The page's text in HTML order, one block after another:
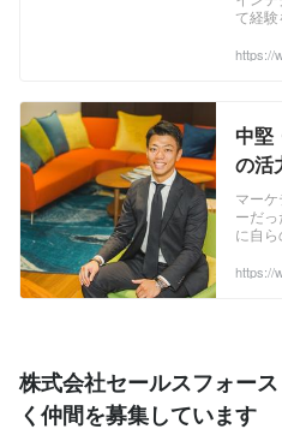
自身
験を
などに
2019
数値）
ム
て経験
3年間
るこ
しての
機感
https://
中堅
の活
ティ
ジャ
ドッ
株式
マー
ーだ
に自ら
営業へ
https://
株式会社セールスフォー
く仲間を募集しています